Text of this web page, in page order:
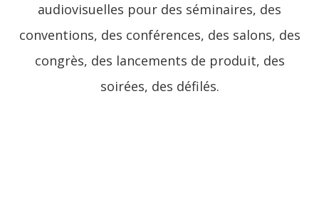
audiovisuelles pour des séminaires, des
conventions, des conférences, des salons, des
congrès, des lancements de produit, des
soirées, des défilés.